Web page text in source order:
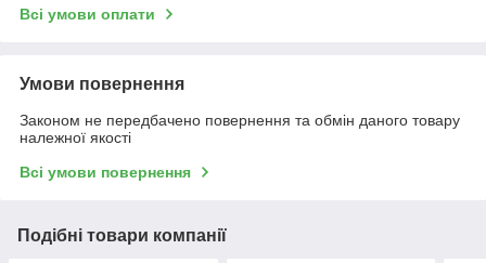
Всі умови оплати
Умови повернення
Законом не передбачено повернення та обмін даного товару
належної якості
Всі умови повернення
Подібні товари компанії